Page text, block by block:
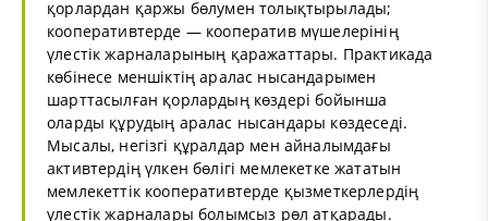
қорлардан қаржы бөлумен толықтырылады;
кооперативтерде — кооператив мүшелерiнiң
үлестiк жарналарының қаражаттары. Практикада
көбiнесе меншiктiң аралас нысандарымен
шарттасылған қорлардың көздерi бойынша
оларды құрудың аралас нысандары көздеседi.
Мысалы, негiзгi құралдар мен айналымдағы
активтердiң үлкен бөлiгi мемлекетке жататын
мемлекеттiк кооперативтерде қызметкерлердiң
үлестiк жарналары болымсыз рөл атқарады.